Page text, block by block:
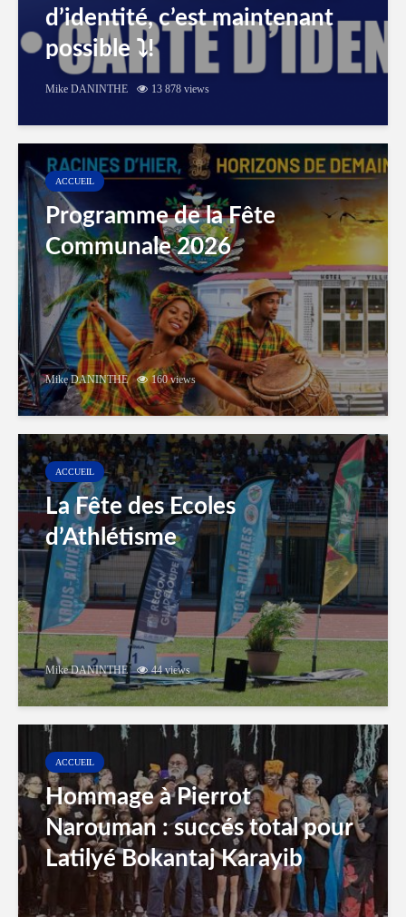
d’identité, c’est maintenant
possible ⤵️!
Mike DANINTHE 13 878 views
ACCUEIL
Programme de la Fête
Communale 2026
Mike DANINTHE 160 views
ACCUEIL
La Fête des Ecoles
d’Athlétisme
Mike DANINTHE 44 views
ACCUEIL
Hommage à Pierrot
Narouman : succés total pour
Latilyé Bokantaj Karayib